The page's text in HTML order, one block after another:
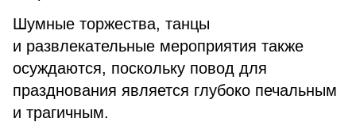
Шумные торжества, танцы
и развлекательные мероприятия также
осуждаются, поскольку повод для
празднования является глубоко печальным
и трагичным.